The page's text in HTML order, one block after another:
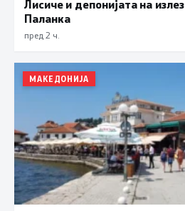
Лисиче и депонијата на
Паланка
пред 2 ч.
МАКЕДОНИЈА